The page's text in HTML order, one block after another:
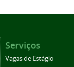
Serviços
Vagas de Estágio